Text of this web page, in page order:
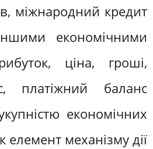
міжнародний кредит
економічними
ціна, гроші,
платіжний баланс
економічних
елемент механізму дії